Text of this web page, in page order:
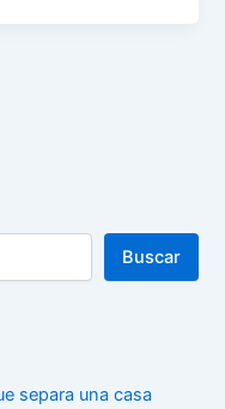
Buscar
separa una casa